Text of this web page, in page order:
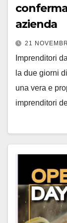
azienda
21
Imprenditori
la due giorni
una vera e
imprenditori